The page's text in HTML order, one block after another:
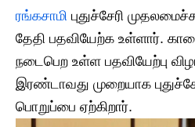
ரங்கசாமி புதுச்சேரி
தேதி பதவியேற்க உள்ளார்.
நடைபெற உள்ள பதவியேற்பு
இரண்டாவது முறையாக
பொறுப்பை ஏற்கிறார்.